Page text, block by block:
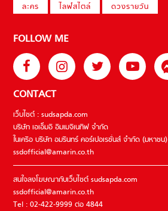
ละคร
ไลฟ์สไตล์ ดวงรายวัน
FOLLOW ME
CONTACT
เว็บไซต์ : sudsapda.com
บริษัท เอเอ็มอี อิมเมจิเนทีฟ จำกัด
ในเครือ บริษัท อมรินทร์ คอร์เปอเรชั่นส์ จำกัด (มหาชน)
ssdofficial@amarin.co.th
สนใจลงโฆษณากับเว็บไซต์ sudsapda.com
ssdofficial@amarin.co.th
Tel : 02-422-9999 ต่อ 4844